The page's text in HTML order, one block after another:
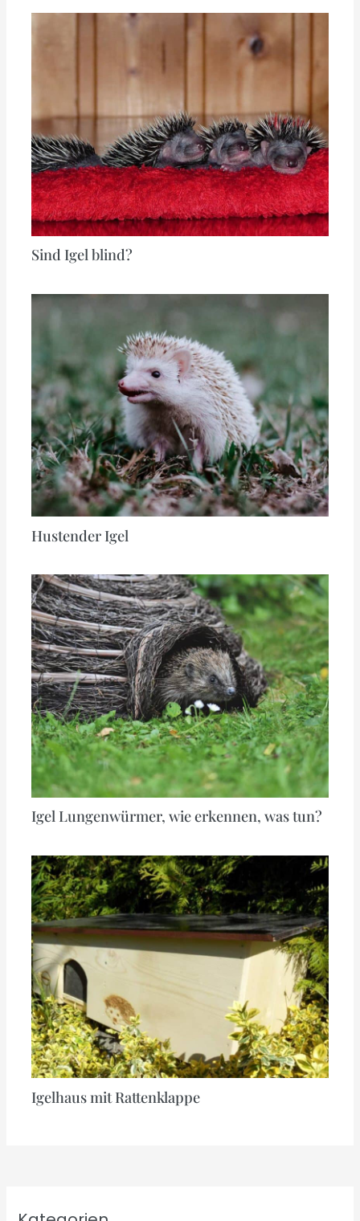
Sind Igel blind?
Hustender Igel
Igel Lungenwürmer, wie erkennen, was tun?
Igelhaus mit Rattenklappe